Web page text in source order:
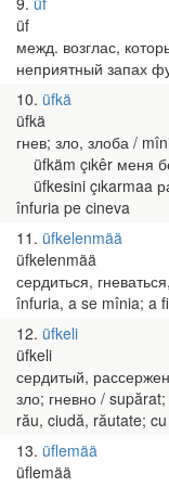
üf
межд. возглас,
неприятный запах
10 üfkä
üfkä
гнев; зло, злоба /
üfkäm çıkêr меня
üfkesini çıkarmaa
înfuria pe cineva
11 üfkelenmää
üfkelenmää
сердиться,
înfuria, a se mînia; a
12 üfkeli
üfkeli
сердитый,
зло; гневно /
rău, ciudă, răutate;
13 üflemää
üflemää